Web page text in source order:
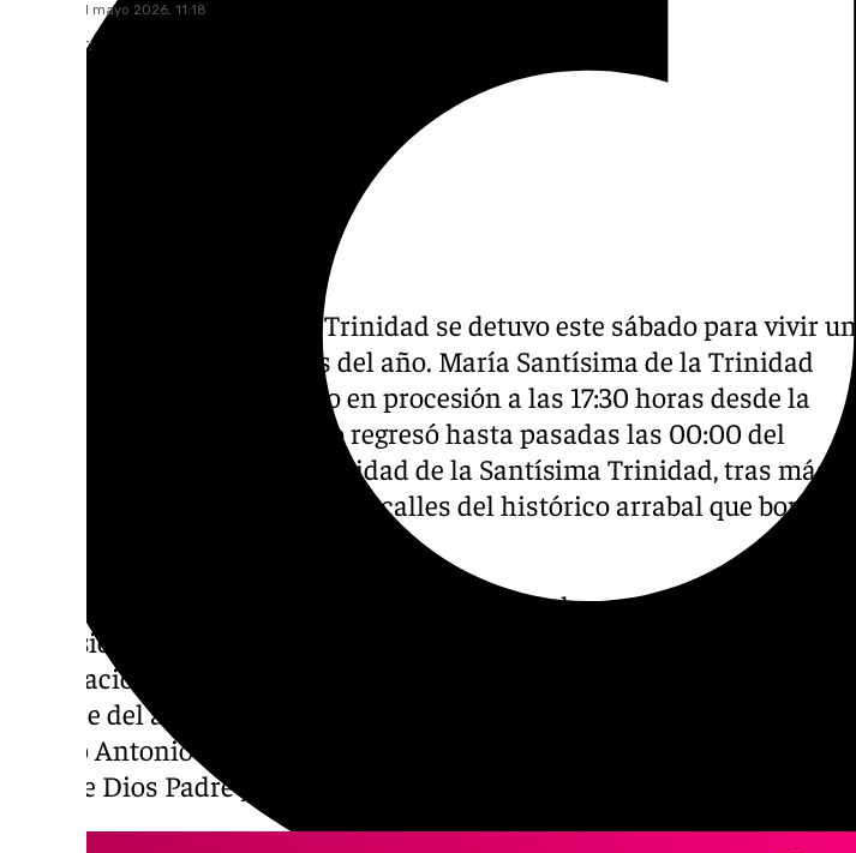
domingo, 31 mayo 2026, 11:18
Compartir:
El barrio malagueño de la Trinidad se detuvo este sábado para vivir uno
de sus días más señalados del año. María Santísima de la Trinidad
Coronada salió este sábado en procesión a las 17:30 horas desde la
Parroquia de San Pablo y no regresó hasta pasadas las 00:00 del
domingo 31 de mayo, Solemnidad de la Santísima Trinidad, tras más de
seis horas de recorrido por las calles del histórico arrabal que bordea el
La jornada tenía un peso especial este año: la hermandad enmarcó la
procesión gloriosa tras la conmemoración del XXV aniversario de la
Coronación Canónica de la sagrada imagen. El acto tuvo lugar el 21 de
octubre del año 2000 en la Catedral de Málaga, de manos del entonces
obispo Antonio Dorado, quien la coronó «por Madre de Dios Hijo, por
Hija de Dios Padre y por Esposa del Espíritu Santo».